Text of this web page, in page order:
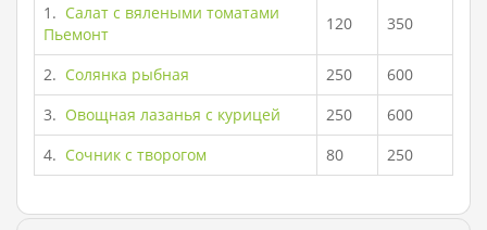
1. Салат с вялеными томатами
Пьемонт
120 350
2. Солянка рыбная 250
600
3. Овощная лазанья с курицей 250
600
4. Сочник с творогом 80 250